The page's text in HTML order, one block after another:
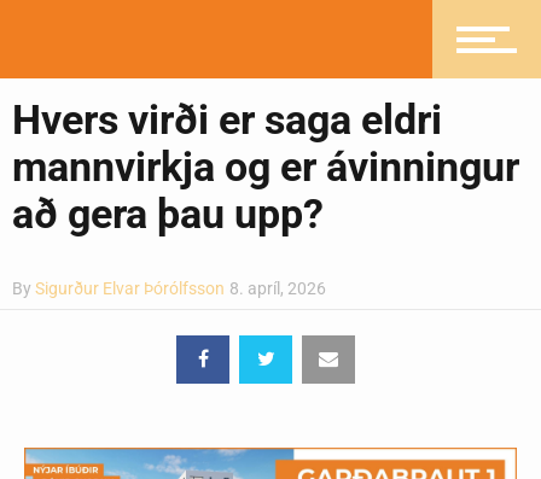
Ljósmyndasafn
Hvers virði er saga eldri
mannvirkja og er ávinningur
að gera þau upp?
By Sigurður Elvar Þórólfsson 8. apríl, 2026